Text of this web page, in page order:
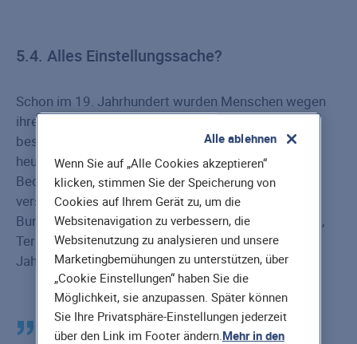
5.4. Alles Einstellungssache?
Schon im 19. Jahrhundert wurden Menschen wegen
ihrer hektischen und übermäßig von Technologie
bestimmten Lebensweise krank. Wir brauchen also
heute auch nicht annehmen, dass sich die äußeren
Bedingungen bald ändern oder der Stress
verschwindet. Der Stressreport des
Bundesarbeitsministeriums bestätigt: Multitasking,
Termin- und Leistungsdruck haben in den letzten
Jahren zugenommen.
Wenn Sie auf „Alle Cookies akzeptieren“
klicken, stimmen Sie der Speicherung von
Cookies auf Ihrem Gerät zu, um die
Websitenavigation zu verbessern, die
Websitenutzung zu analysieren und unsere
Marketingbemühungen zu unterstützen, über
„Cookie Einstellungen“ haben Sie die
Möglichkeit, sie anzupassen. Später können
Sie Ihre Privatsphäre-Einstellungen jederzeit
über den Link im Footer ändern. Mehr in den
Alle ablehnen